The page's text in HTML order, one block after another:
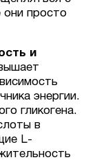
они просто
и
энергии.
гликогена.
в
L-